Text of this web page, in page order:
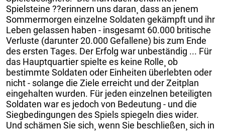
Spielsteine ??erinnern uns daran¸ dass an jenem
Sommermorgen einzelne Soldaten gekämpft und ihr
Leben gelassen haben - insgesamt 60.000 britische
Verluste (darunter 20.000 Gefallene) bis zum Ende
des ersten Tages. Der Erfolg war unbeständig ... Für
das Hauptquartier spielte es keine Rolle¸ ob
bestimmte Soldaten oder Einheiten überlebten oder
nicht - solange die Ziele erreicht und der Zeitplan
eingehalten wurden. Für jeden einzelnen beteiligten
Soldaten war es jedoch von Bedeutung - und die
Siegbedingungen des Spiels spiegeln dies wider.
Und schämen Sie sich¸ wenn Sie beschließen¸ sich in